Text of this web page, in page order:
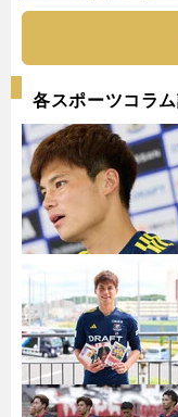
各スポーツコラ